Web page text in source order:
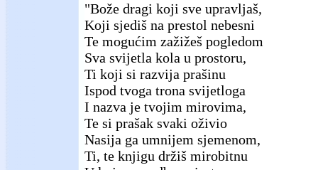
"Bože dragi koji sve upravljaš,
Koji sjediš na prestol nebesni
Te mogućim zažižeš pogledom
Sva svijetla kola u prostoru,
Ti koji si razvija prašinu
Ispod tvoga trona svijetloga
I nazva je tvojim mirovima,
Te si prašak svaki oživio
Nasija ga umnijem sjemenom,
Ti, te knjigu držiš mirobitnu